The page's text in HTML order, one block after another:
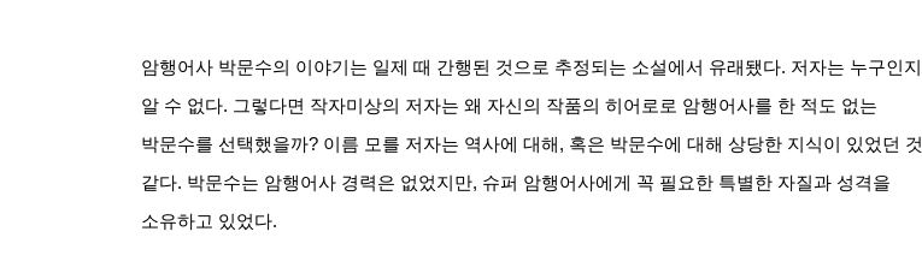
암행어사 박문수의 이야기는 일제 때 간행된 것으로 추정되는 소설에서 유래됐다. 저자는 누구인지
알 수 없다. 그렇다면 작자미상의 저자는 왜 자신의 작품의 히어로로 암행어사를 한 적도 없는
박문수를 선택했을까? 이름 모를 저자는 역사에 대해, 혹은 박문수에 대해 상당한 지식이 있었던 것
같다. 박문수는 암행어사 경력은 없었지만, 슈퍼 암행어사에게 꼭 필요한 특별한 자질과 성격을
소유하고 있었다.